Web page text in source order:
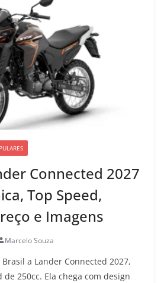
Connected 2027
Top Speed,
e Imagens
Marcelo Souza
a Lander Connected 2027,
250cc. Ela chega com design